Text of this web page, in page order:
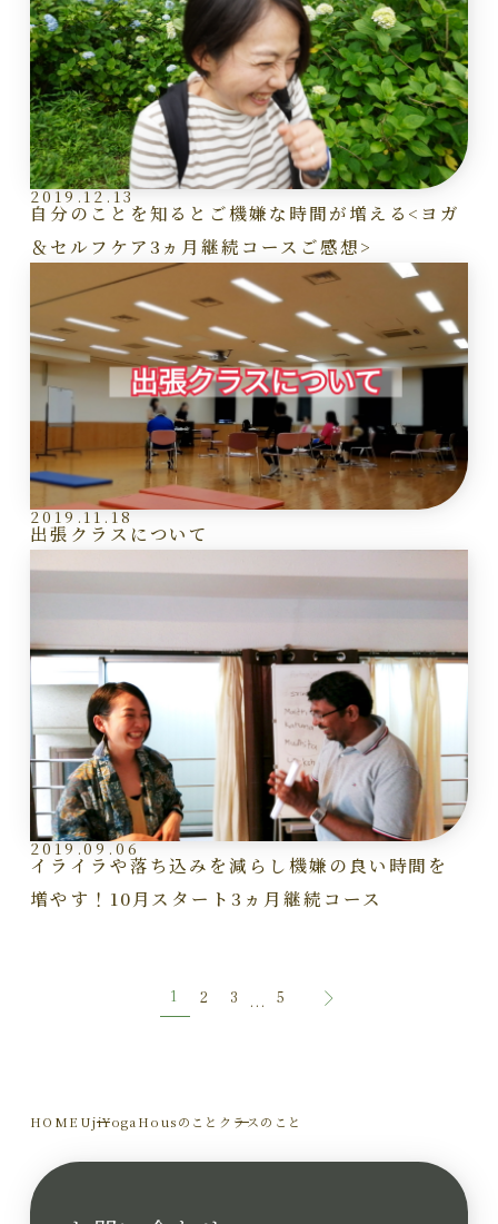
2019.12.13
自分のことを知るとご機嫌な時間が増える<ヨガ
＆セルフケア3ヵ月継続コースご感想>
2019.11.18
出張クラスについて
2019.09.06
イライラや落ち込みを減らし機嫌の良い時間を
増やす！10月スタート3ヵ月継続コース
1 2 3 ... 5
HOME UjiYogaHousのこと クラスのこと